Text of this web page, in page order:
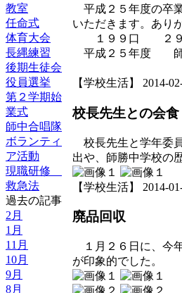
教室
任命式
体育大会
長縄練習
後期生徒会
役員選挙
第２学期始
業式
師中合唱隊
ボランティ
ア活動
現職研修
救急法
過去の記事
2月
1月
11月
10月
9月
8月
平成２５年度の卒
いただきます。あり
１９９口 ２９
平成２５年度 師
服部
【学校生活】 2014-
校長先生との会食
校長先生と学年委
出や、師勝中学校の
【学校生活】 2014-
廃品回収
１月２６日に、今
が印象的でした。